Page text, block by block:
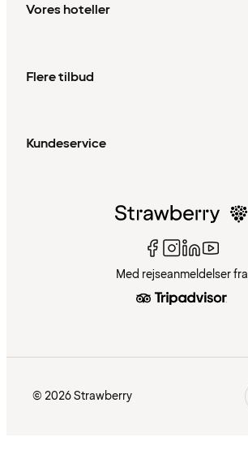
Vores hoteller
Flere tilbud
Kundeservice
Med rejseanmeldelser fra
© 2026 Strawberry